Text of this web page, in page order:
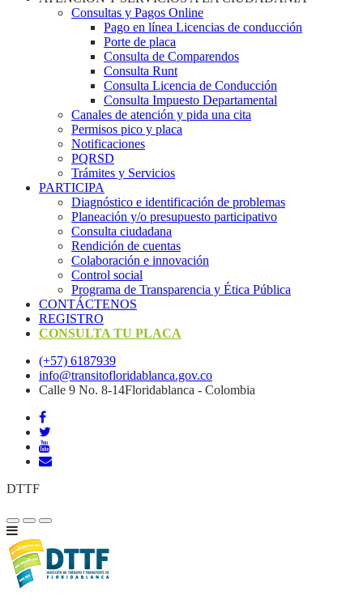
Consultas y Pagos Online
Pago en línea Licencias de conducción
Porte de placa
Consulta de Comparendos
Consulta Runt
Consulta Licencia de Conducción
Consulta Impuesto Departamental
Canales de atención y pida una cita
Permisos pico y placa
Notificaciones
PQRSD
Trámites y Servicios
PARTICIPA
Diagnóstico e identificación de problemas
Planeación y/o presupuesto participativo​
Consulta ciudadana
Rendición de cuentas
Colaboración e innovación
Control social
Programa de Transparencia y Ética Pública
CONTÁCTENOS
REGISTRO
CONSULTA TU PLACA
(+57) 6187939
info@transitofloridablanca.gov.co
Calle 9 No. 8-14Floridablanca - Colombia
DTTF